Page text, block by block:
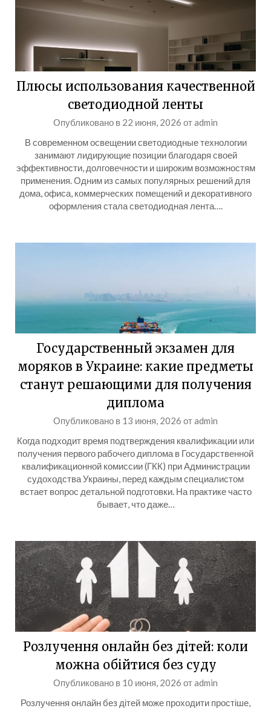
Плюсы использования качественной
светодиодной ленты
Опубликовано в 22 июня, 2026 отadmin
В современном освещении светодиодные технологии
занимают лидирующие позиции благодаря своей
эффективности, долговечности и широким возможностям
применения. Одним из самых популярных решений для
дома, офиса, коммерческих помещений и декоративного
оформления стала светодиодная лента….
Государственный экзамен для
моряков в Украине: какие предметы
станут решающими для получения
диплома
Опубликовано в 13 июня, 2026 отadmin
Когда подходит время подтверждения квалификации или
получения первого рабочего диплома в Государственной
квалификационной комиссии (ГКК) при Администрации
судоходства Украины, перед каждым специалистом
встает вопрос детальной подготовки. На практике часто
бывает, что даже…
Розлучення онлайн без дітей: коли
можна обійтися без суду
Опубликовано в 10 июня, 2026 отadmin
Розлучення онлайн без дітей може проходити простіше,